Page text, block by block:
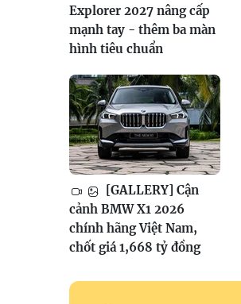
Explorer 2027 nâng cấp
mạnh tay - thêm ba màn
hình tiêu chuẩn
[GALLERY] Cận
cảnh BMW X1 2026
chính hãng Việt Nam,
chốt giá 1,668 tỷ đồng